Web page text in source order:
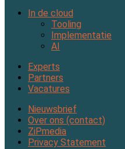
In de cloud
Tooling
Implementatie
AI
Experts
Partners
Vacatures
Nieuwsbrief
Over ons (contact)
ZiPmedia
Privacy Statement